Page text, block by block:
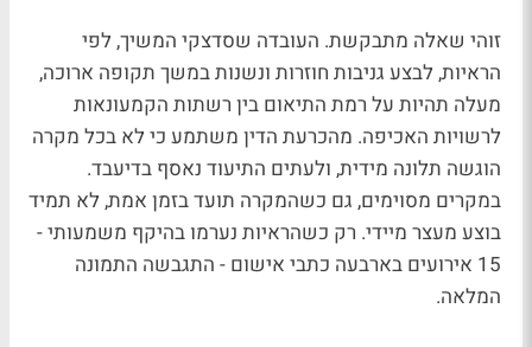
זוהי שאלה מתבקשת. העובדה שסדצקי המשיך, לפי
הראיות, לבצע גניבות חוזרות ונשנות במשך תקופה ארוכה,
מעלה תהיות על רמת התיאום בין רשתות הקמעונאות
לרשויות האכיפה. מהכרעת הדין משתמע כי לא בכל מקרה
הוגשה תלונה מידית, ולעתים התיעוד נאסף בדיעבד.
במקרים מסוימים, גם כשהמקרה תועד בזמן אמת, לא תמיד
בוצע מעצר מיידי. רק כשהראיות נערמו בהיקף משמעותי -
15 אירועים בארבעה כתבי אישום - התגבשה התמונה
המלאה.